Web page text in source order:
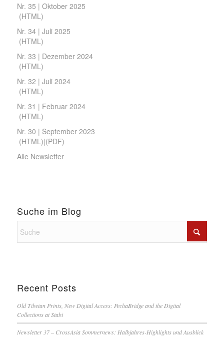
Nr. 35 | Oktober 2025
(HTML )
Nr. 34 | Juli 2025
(HTML )
Nr. 33 | Dezember 2024
(HTML )
Nr. 32 | Juli 2024
(HTML )
Nr. 31 | Februar 2024
(HTML )
Nr. 30 | September 2023
(HTML )|(PDF)
Alle Newsletter
Suche im Blog
Recent Posts
Old Tibetan Prints, New Digital Access: PechaBridge and the Digital
Collections at Stabi
Newsletter 37 – CrossAsia Sommernews: Halbjahres-Highlights und Ausblick